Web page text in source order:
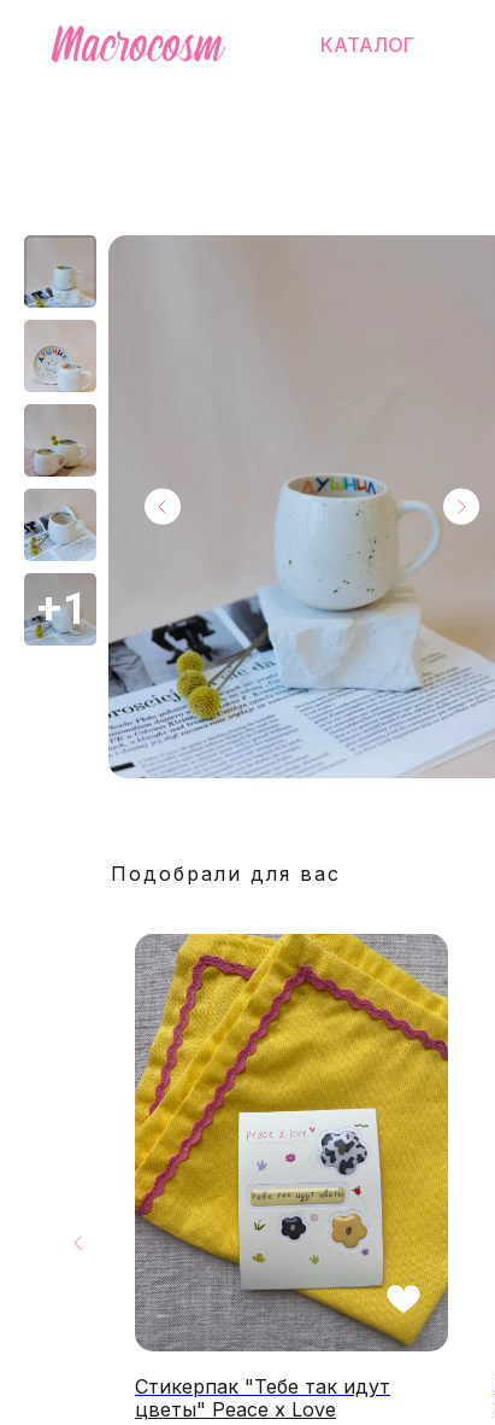
КАТАЛОГ
Подобрали для вас
Стикерпак "Тебе так идут
цветы" Peace x Love